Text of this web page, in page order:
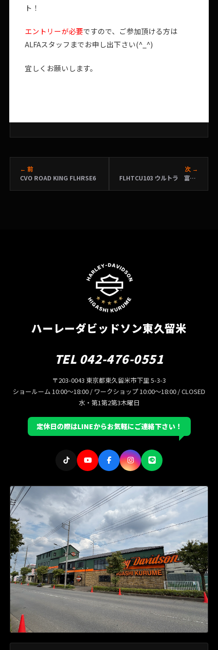
ト！
エントリーが必要ですので、ご参加頂ける方は
ALFAスタッフまでお申し出下さい(^_^)
宜しくお願いします。
← 前
CVO ROAD KING FLHRSE6
次 →
FLHTCU103 ウルトラ 富田様 ユーザーズボイス
ハーレーダビッドソン東久留米
TEL 042-476-0551
〒203-0043 東京都東久留米市下里 5-3-3
ショールーム 10:00〜18:00 / ワークショップ 10:00〜18:00 / CLOSED
水・第1第2第3木曜日
定休日の際はLINEからお気軽にご連絡下さい！